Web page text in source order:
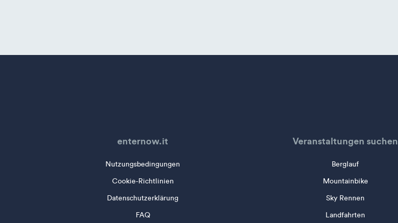
enternow.it
Nutzungsbedingungen
Cookie-Richtlinien
Datenschutzerklärung
FAQ
Veranstaltungen suchen
Berglauf
Mountainbike
Sky Rennen
Landfahrten